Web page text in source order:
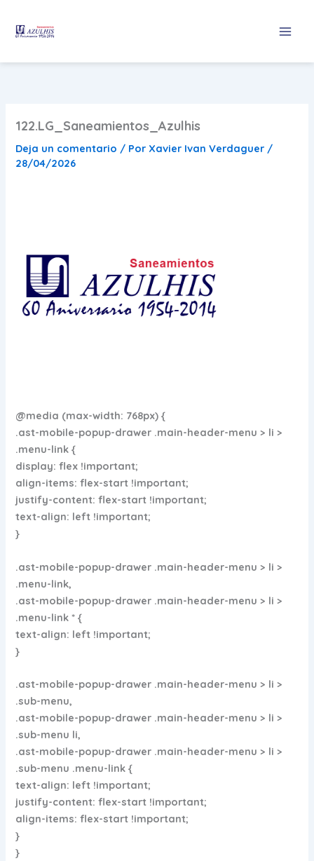
contenido
122.LG_Saneamientos_Azulhis
Deja un comentario / Por Xavier Ivan Verdaguer /
28/04/2026
@media (max-width: 768px) {
.ast-mobile-popup-drawer .main-header-menu > li >
.menu-link {
display: flex !important;
align-items: flex-start !important;
justify-content: flex-start !important;
text-align: left !important;
}
.ast-mobile-popup-drawer .main-header-menu > li >
.menu-link,
.ast-mobile-popup-drawer .main-header-menu > li >
.menu-link * {
text-align: left !important;
}
.ast-mobile-popup-drawer .main-header-menu > li >
.sub-menu,
.ast-mobile-popup-drawer .main-header-menu > li >
.sub-menu li,
.ast-mobile-popup-drawer .main-header-menu > li >
.sub-menu .menu-link {
text-align: left !important;
justify-content: flex-start !important;
align-items: flex-start !important;
}
}